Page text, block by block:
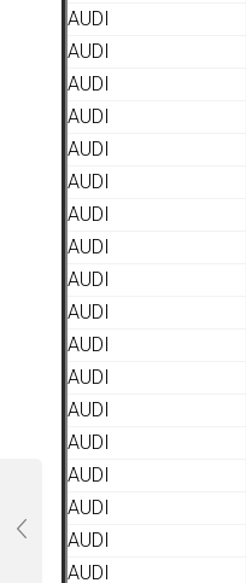
AUDI
AUDI
AUDI
AUDI
AUDI
AUDI
AUDI
AUDI
AUDI
AUDI
AUDI
AUDI
AUDI
AUDI
AUDI
AUDI
AUDI
AUDI